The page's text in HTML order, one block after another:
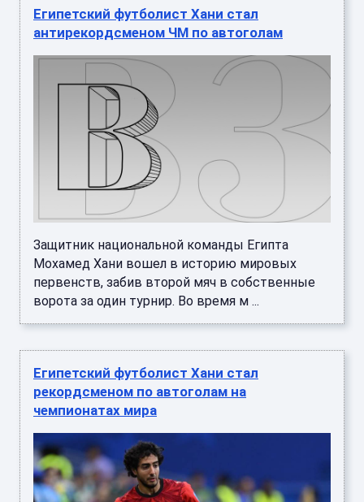
Египетский футболист Хани стал
антирекордсменом ЧМ по автоголам
Защитник национальной команды Египта
Мохамед Хани вошел в историю мировых
первенств, забив второй мяч в собственные
ворота за один турнир. Во время м ...
Египетский футболист Хани стал
рекордсменом по автоголам на
чемпионатах мира